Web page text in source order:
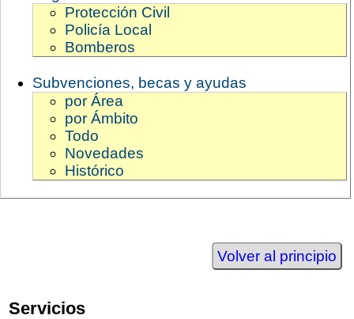
Protección Civil
Policía Local
Bomberos
Subvenciones, becas y ayudas
por Área
por Ámbito
Todo
Novedades
Histórico
Volver al principio
Servicios